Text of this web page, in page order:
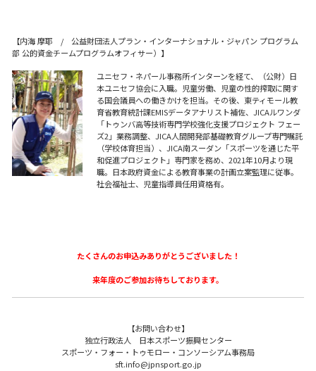
【内海 摩耶 / 公益財団法人プラン・インターナショナル・ジャパン プログラム
部 公的資金チームプログラムオフィサー）】
ユニセフ・ネパール事務所インターンを経て、（公財）日
本ユニセフ協会に入職。児童労働、児童の性的搾取に関す
る国会議員への働きかけを担当。その後、東ティモール教
育省教育統計課EMISデータアナリスト補佐、JICAルワンダ
「トゥンバ高等技術専門学校強化支援プロジェクト フェー
ズ2」業務調整、JICA人間開発部基礎教育グループ専門嘱託
（学校体育担当）、JICA南スーダン「スポーツを通じた平
和促進プロジェクト」専門家を務め、2021年10月より現
職。日本政府資金による教育事業の計画立案監理に従事。
社会福祉士、児童指導員任用資格有。
たくさんのお申込みありがとうございました！
来年度のご参加お待ちしております。
【お問い合わせ】
独立行政法人 日本スポーツ振興センター
スポーツ・フォー・トゥモロー・コンソーシアム事務局
sft.info@jpnsport.go.jp